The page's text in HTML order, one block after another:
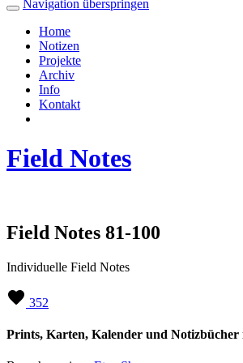
Navigation überspringen
Home
Notizen
Projekte
Archiv
Info
Kontakt
Field Notes
Field Notes 81-100
Individuelle Field Notes
352
Prints, Karten, Kalender und Notizbücher